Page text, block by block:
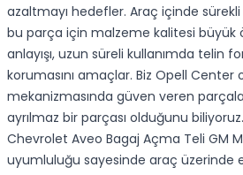
azaltmayı hedefler. Araç içinde
bu parça için malzeme kalitesi büyük
anlayışı, uzun süreli kullanımda telin
korumasını amaçlar. Biz Opell Center
mekanizmasında güven veren
ayrılmaz bir parçası olduğunu biliyoruz.
Chevrolet Aveo Bagaj Açma Teli GM
uyumluluğu sayesinde araç üzerinde